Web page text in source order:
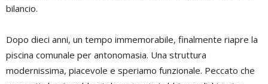
bilancio.
Dopo dieci anni, un tempo immemorabile, finalmente riapre la
piscina comunale per antonomasia. Una struttura
modernissima, piacevole e speriamo funzionale. Peccato che